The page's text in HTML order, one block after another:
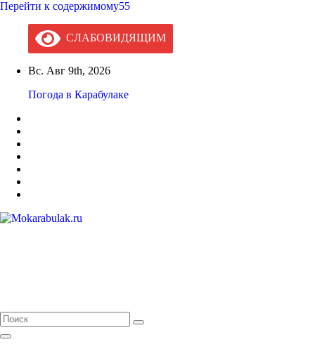
Перейти к содержимому55
СЛАБОВИДЯЩИМ
Вс. Авг 9th, 2026
Погода в Карабулаке